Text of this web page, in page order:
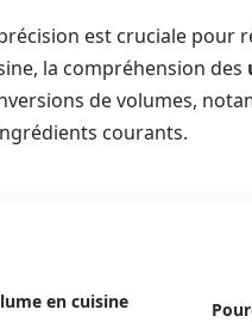
est cruciale pour
la compréhension des
de volumes,
courants.
en cuisine